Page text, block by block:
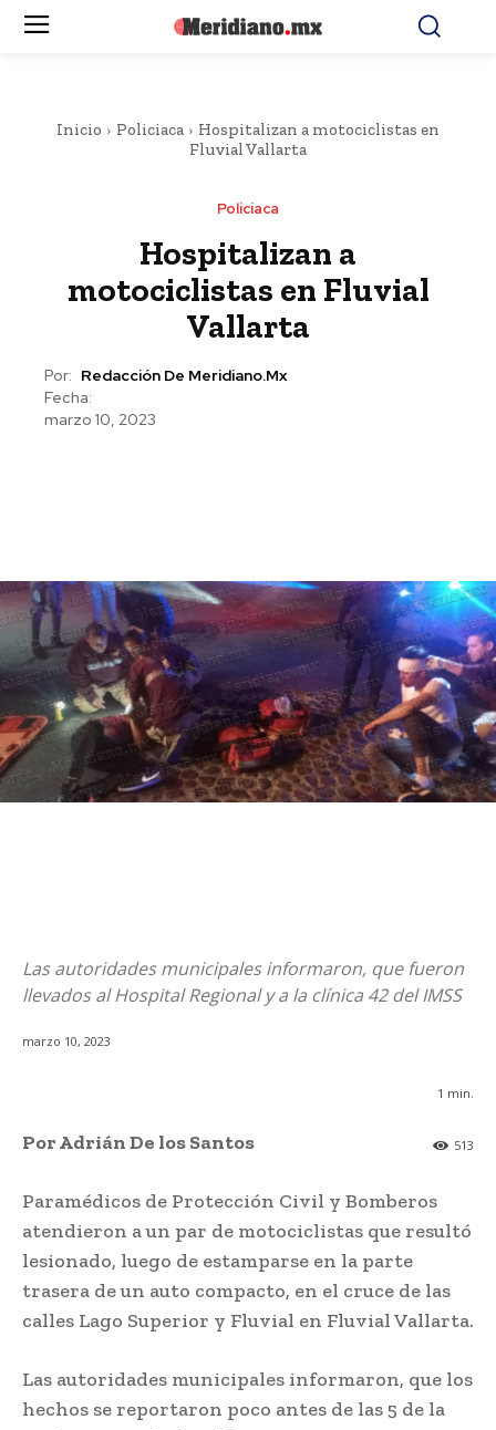
Inicio Policiaca
Hospitalizan a motociclistas en
Fluvial Vallarta
Policiaca
Hospitalizan a
motociclistas en Fluvial
Vallarta
Por: Redacción De Meridiano.mx
Fecha:
marzo 10, 2023
Las autoridades municipales informaron, que fueron
llevados al Hospital Regional y a la clínica 42 del IMSS
marzo 10, 2023
1 min.
513
Por Adrián De los Santos
Paramédicos de Protección Civil y Bomberos
atendieron a un par de motociclistas que resultó
lesionado, luego de estamparse en la parte
trasera de un auto compacto, en el cruce de las
calles Lago Superior y Fluvial en Fluvial Vallarta.
Las autoridades municipales informaron, que los
hechos se reportaron poco antes de las 5 de la